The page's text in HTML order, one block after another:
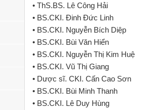
• ThS.BS. Lê Công Hải
• BS.CKI. Đinh Đức Linh
• BS.CKI. Nguyễn Bích Diệp
• BS.CKI. Bùi Văn Hiển
• BS.CKI. Nguyễn Thị Kim Huệ
• BS.CKI. Vũ Thị Giang
• Dược sĩ. CKI. Cấn Cao Sơn
• BS.CKI. Bùi Minh Thanh
• BS.CKI. Lê Duy Hùng